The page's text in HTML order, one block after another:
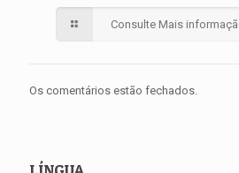
Consulte Mais
Os comentários estão fechados.